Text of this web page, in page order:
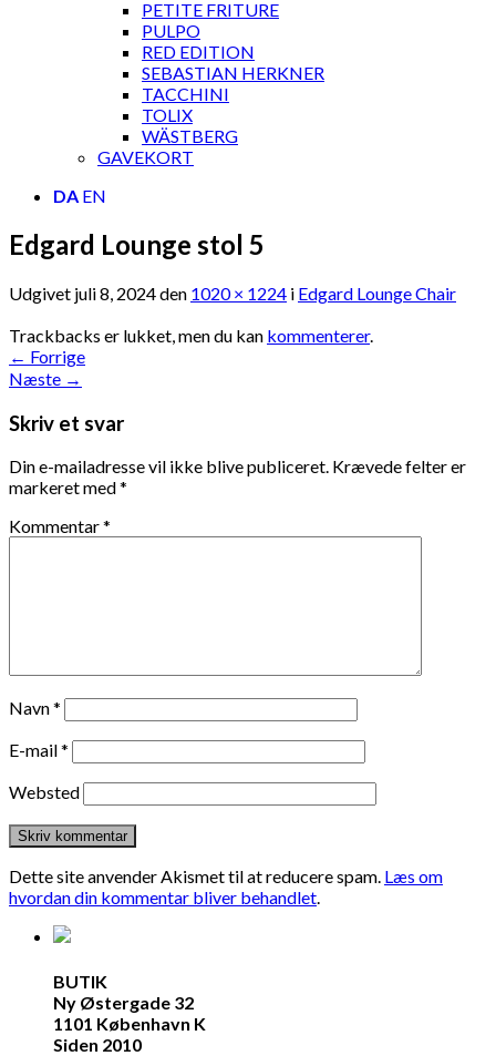
PETITE FRITURE
PULPO
RED EDITION
SEBASTIAN HERKNER
TACCHINI
TOLIX
WÄSTBERG
GAVEKORT
DA EN
Edgard Lounge stol 5
Udgivet juli 8, 2024den 1020 × 1224 i Edgard Lounge Chair
Trackbacks er lukket, men du kan kommenterer.
← Forrige
Næste →
Skriv et svar
Din e-mailadresse vil ikke blive publiceret. Krævede felter er
markeret med*
Kommentar*
Navn*
E-mail*
Websted
Dette site anvender Akismet til at reducere spam. Læs om
hvordan din kommentar bliver behandlet.
BUTIK
Ny Østergade 32
1101 København K
Siden 2010